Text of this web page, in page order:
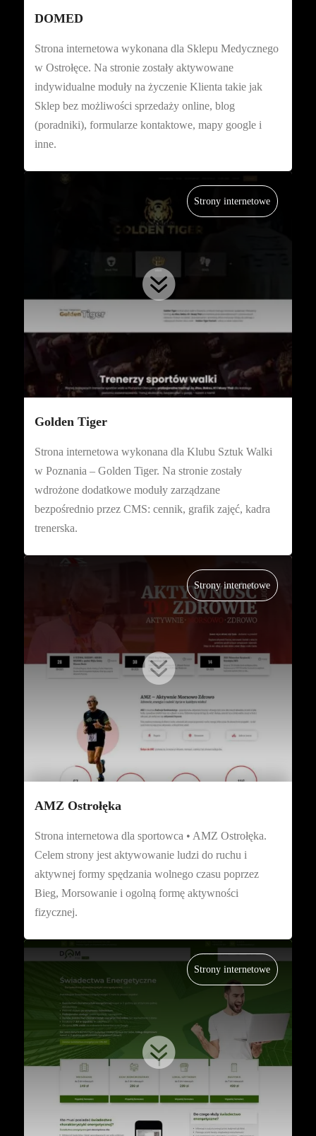
DOMED
Strona internetowa wykonana dla Sklepu Medycznego
w Ostrołęce. Na stronie zostały aktywowane
indywidualne moduły na życzenie Klienta takie jak
Sklep bez możliwości sprzedaży online, blog
(poradniki), formularze kontaktowe, mapy google i
inne.
Strony internetowe

Golden Tiger
Strona internetowa wykonana dla Klubu Sztuk Walki
w Poznania – Golden Tiger. Na stronie zostały
wdrożone dodatkowe moduły zarządzane
bezpośrednio przez CMS: cennik, grafik zajęć, kadra
trenerska.
Strony internetowe

AMZ Ostrołęka
Strona internetowa dla sportowca • AMZ Ostrołęka.
Celem strony jest aktywowanie ludzi do ruchu i
aktywnej formy spędzania wolnego czasu poprzez
Bieg, Morsowanie i ogolną formę aktywności
fizycznej.
Strony internetowe
